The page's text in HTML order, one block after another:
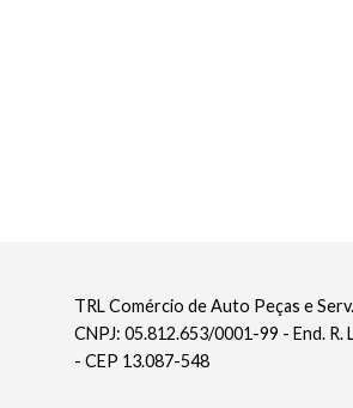
TRL Comércio de Auto Peças e
CNPJ: 05.812.653/0001-99 - End. R.
- CEP 13.087-548